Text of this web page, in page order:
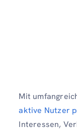
Mit
aktive Nutzer
Interessen,